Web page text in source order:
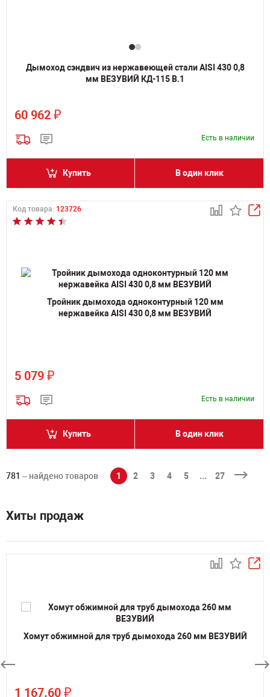
Дымоход сэндвич из нержавеющей стали AISI 430 0,8
мм ВЕЗУВИЙ КД-115 В.1
60 962 ₽
Есть в наличии
Купить В один клик
Код товара: 123726
Тройник дымохода одноконтурный 120 мм
нержавейка AISI 430 0,8 мм ВЕЗУВИЙ
5 079 ₽
Есть в наличии
Купить В один клик
781 – найдено товаров 1 2 3 4 5 ... 27
Хиты продаж
Хомут обжимной для труб дымохода 260 мм ВЕЗУВИЙ
1 167.60 ₽